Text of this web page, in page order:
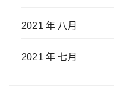
2021 年 八月
2021 年 七月